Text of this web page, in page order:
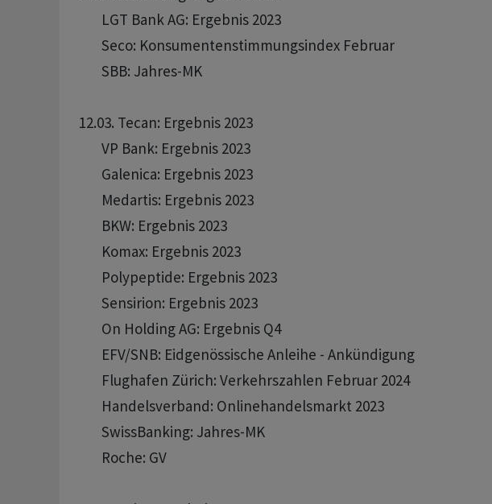
       LGT Bank AG: Ergebnis 2023
       Seco: Konsumentenstimmungsindex Februar
       SBB: Jahres-MK
12.03. Tecan: Ergebnis 2023
       VP Bank: Ergebnis 2023
       Galenica: Ergebnis 2023
       Medartis: Ergebnis 2023
       BKW: Ergebnis 2023
       Komax: Ergebnis 2023
       Polypeptide: Ergebnis 2023
       Sensirion: Ergebnis 2023
       On Holding AG: Ergebnis Q4
       EFV/SNB: Eidgenössische Anleihe - Ankündigung
       Flughafen Zürich: Verkehrszahlen Februar 2024
       Handelsverband: Onlinehandelsmarkt 2023
       SwissBanking: Jahres-MK
       Roche: GV